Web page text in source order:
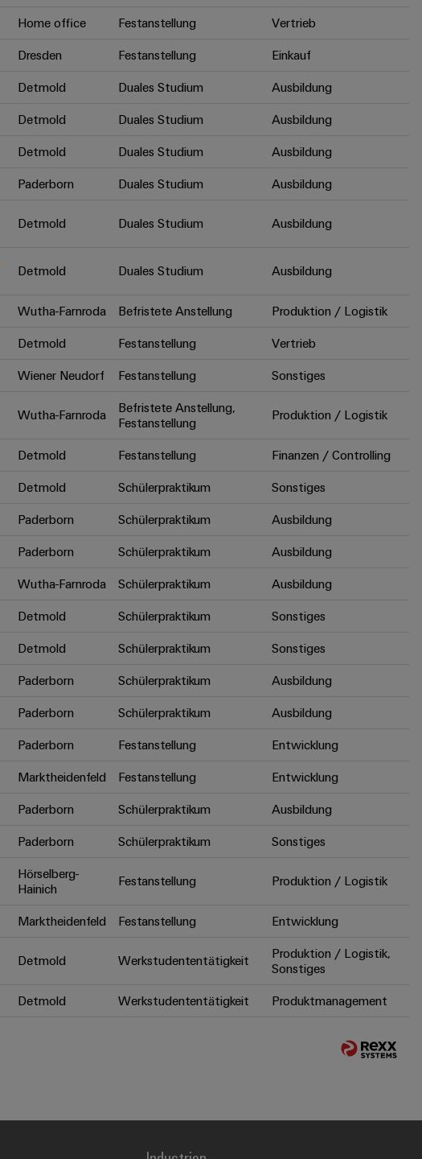
Home office Festanstellung
Vertrieb
Dresden Festanstellung
Einkauf
Detmold Duales Studium
Ausbildung
Detmold Duales Studium
Ausbildung
Detmold Duales Studium
Ausbildung
Paderborn Duales Studium
Ausbildung
Detmold Duales Studium Ausbildung
Detmold Duales Studium Ausbildung
Wutha-Farnroda Befristete Anstellung
Produktion / Logistik
Detmold Festanstellung
Vertrieb
Wiener Neudorf Festanstellung Sonstiges
Wutha-Farnroda
Befristete Anstellung,
Festanstellung
Produktion / Logistik
Detmold Festanstellung
Finanzen / Controlling
Detmold Schülerpraktikum
Sonstiges
Paderborn Schülerpraktikum
Ausbildung
Paderborn Schülerpraktikum
Ausbildung
Wutha-Farnroda Schülerpraktikum
Ausbildung
Detmold Schülerpraktikum
Sonstiges
Detmold Schülerpraktikum
Sonstiges
Paderborn Schülerpraktikum
Ausbildung
Paderborn Schülerpraktikum
Ausbildung
Paderborn Festanstellung
Entwicklung
Marktheidenfeld Festanstellung
Entwicklung
Paderborn Schülerpraktikum
Ausbildung
Paderborn Schülerpraktikum Sonstiges
Hörselberg-
Hainich
Festanstellung Produktion / Logistik
Marktheidenfeld Festanstellung Entwicklung
Detmold Werkstudententätigkeit
Produktion / Logistik,
Sonstiges
Detmold Werkstudententätigkeit Produktmanagement